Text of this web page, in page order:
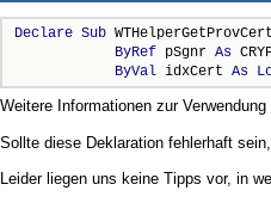
Declare Sub
ByRef pSgnr As
ByVal idxCert As
Weitere Informationen zur
Sollte diese Deklaration fehlerhaft
Leider liegen uns keine Tipps vor, in